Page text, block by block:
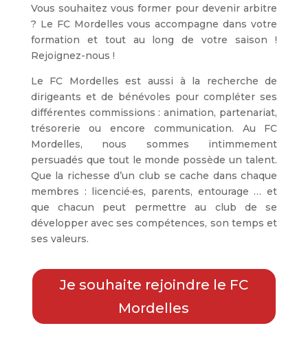
Vous souhaitez vous former pour devenir arbitre
? Le FC Mordelles vous accompagne dans votre
formation et tout au long de votre saison !
Rejoignez-nous !
Le FC Mordelles est aussi à la recherche de
dirigeants et de bénévoles pour compléter ses
différentes commissions : animation, partenariat,
trésorerie ou encore communication. Au FC
Mordelles, nous sommes intimmement
persuadés que tout le monde possède un talent.
Que la richesse d’un club se cache dans chaque
membres : licencié·es, parents, entourage … et
que chacun peut permettre au club de se
développer avec ses compétences, son temps et
ses valeurs.
Je souhaite rejoindre le FC
Mordelles